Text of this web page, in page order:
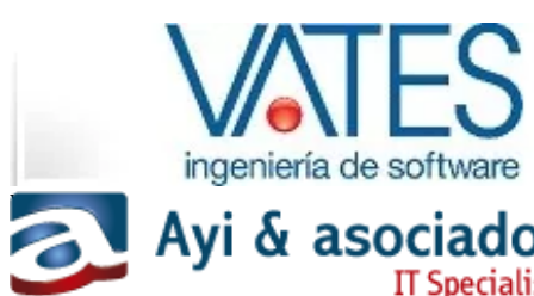
LXI Legislatura del Estado de Campeche (México)
Vates